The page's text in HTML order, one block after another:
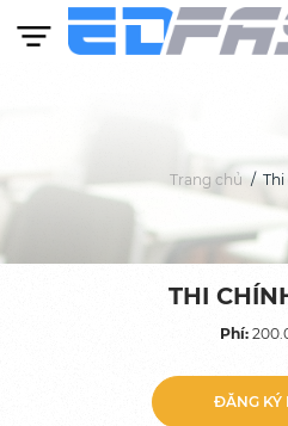
Khóa
Anh văn Mẫu
BASIC IELTS:
Trang chủ
THI
Phí:
ĐĂNG KÝ